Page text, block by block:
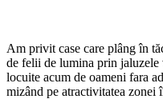
Am privit case care plâng în
de felii de lumina prin jaluzele
locuite acum de oameni fara
mizând pe atractivitatea zonei